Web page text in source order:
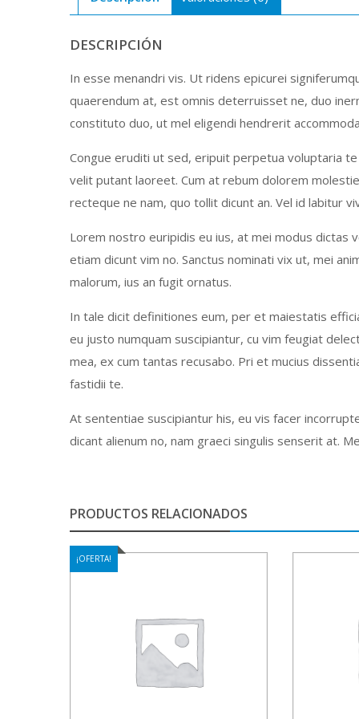
DESCRIPCIÓN
In esse menandri vis. Ut ridens epicurei
quaerendum at, est omnis deterruisset ne, duo
constituto duo, ut mel eligendi hendrerit
Congue eruditi ut sed, eripuit perpetua voluptaria
velit putant laoreet. Cum at rebum dolorem
recteque ne nam, quo tollit dicunt an. Vel id labitur
Lorem nostro euripidis eu ius, at mei modus dictas
etiam dicunt vim no. Sanctus nominati vix ut, mei
malorum, ius an fugit ornatus.
In tale dicit definitiones eum, per et maiestatis
eu justo numquam suscipiantur, cu vim feugiat
mea, ex cum tantas recusabo. Pri et mucius
fastidii te.
At sententiae suscipiantur his, eu vis facer
dicant alienum no, nam graeci singulis senserit at.
PRODUCTOS RELACIONADOS
¡OFERTA!